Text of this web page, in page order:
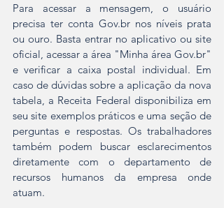
Para acessar a mensagem, o usuário
precisa ter conta Gov.br nos níveis prata
ou ouro. Basta entrar no aplicativo ou site
oficial, acessar a área "Minha área Gov.br"
e verificar a caixa postal individual. Em
caso de dúvidas sobre a aplicação da nova
tabela, a Receita Federal disponibiliza em
seu site exemplos práticos e uma seção de
perguntas e respostas. Os trabalhadores
também podem buscar esclarecimentos
diretamente com o departamento de
recursos humanos da empresa onde
atuam.